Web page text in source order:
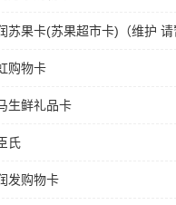
苏果卡(苏果超市卡)（维护 请
购物卡
生鲜礼品卡
氏
发购物卡